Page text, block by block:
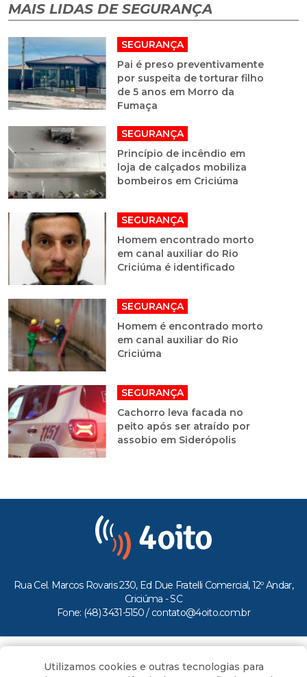
MAIS LIDAS DE SEGURANÇA
SEGURANÇA
Pai é preso preventivamente
por suspeita de torturar filho
de 5 anos em Morro da
Fumaça
SEGURANÇA
Princípio de incêndio em
loja de calçados mobiliza
bombeiros em Criciúma
SEGURANÇA
Homem encontrado morto
em canal auxiliar do Rio
Criciúma é identificado
SEGURANÇA
Homem é encontrado morto
em canal auxiliar do Rio
Criciúma
SEGURANÇA
Cachorro leva facada no
peito após ser atraído por
assobio em Siderópolis
Rua Cel. Marcos Rovaris 230, Ed Due Fratelli Comercial, 12º Andar,
Criciúma - SC
Fone: (48) 3431-5150 / contato@4oito.com.br
Todos os direitos reservados ao Portal 4oito
Utilizamos cookies e outras tecnologias para